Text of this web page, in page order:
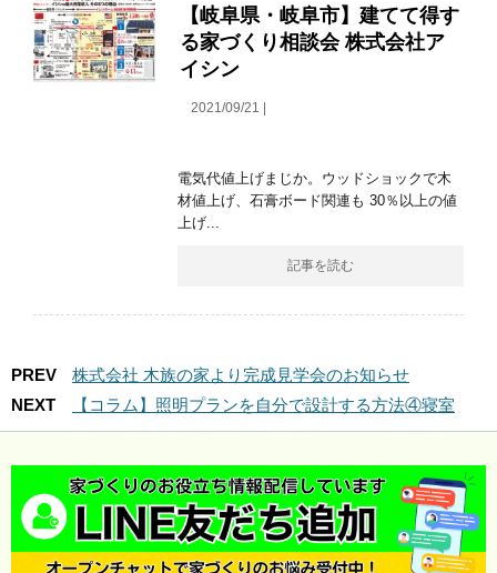
【岐阜県・岐阜市】建てて得す
る家づくり相談会 株式会社ア
イシン
2021/09/21 |
電気代値上げまじか。ウッドショックで木
材値上げ、石膏ボード関連も 30％以上の値
上げ...
記事を読む
PREV
株式会社 木族の家より完成見学会のお知らせ
NEXT
【コラム】照明プランを自分で設計する方法④寝室